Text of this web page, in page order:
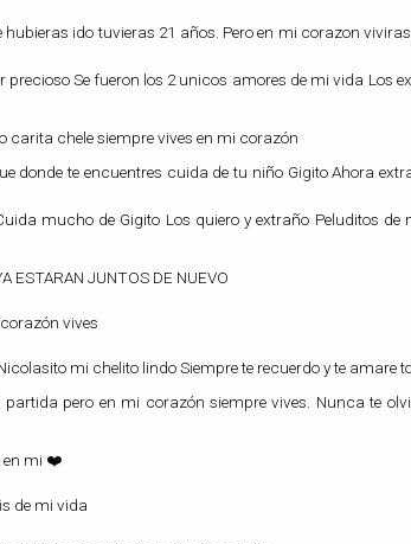
ido tuvieras 21 años. Pero en mi corazon
Se fueron los 2 unicos amores de mi vida Los
carita chele siempre vives en mi corazón
donde te encuentres cuida de tu niño Gigito Ahora
mucho de Gigito Los quiero y extraño Peluditos
ESTARAN JUNTOS DE NUEVO
vives
mi chelito lindo Siempre te recuerdo y te amare
pero en mi corazón siempre vives. Nunca te
en mi ❤️
de mi vida